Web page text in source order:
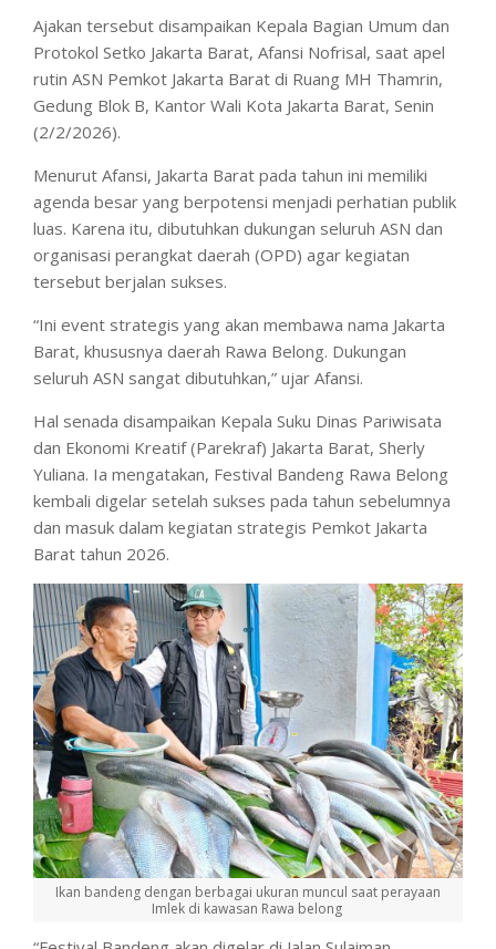
Ajakan tersebut disampaikan Kepala Bagian Umum dan
Protokol Setko Jakarta Barat, Afansi Nofrisal, saat apel
rutin ASN Pemkot Jakarta Barat di Ruang MH Thamrin,
Gedung Blok B, Kantor Wali Kota Jakarta Barat, Senin
(2/2/2026).
Menurut Afansi, Jakarta Barat pada tahun ini memiliki
agenda besar yang berpotensi menjadi perhatian publik
luas. Karena itu, dibutuhkan dukungan seluruh ASN dan
organisasi perangkat daerah (OPD) agar kegiatan
tersebut berjalan sukses.
“Ini event strategis yang akan membawa nama Jakarta
Barat, khususnya daerah Rawa Belong. Dukungan
seluruh ASN sangat dibutuhkan,” ujar Afansi.
Hal senada disampaikan Kepala Suku Dinas Pariwisata
dan Ekonomi Kreatif (Parekraf) Jakarta Barat, Sherly
Yuliana. Ia mengatakan, Festival Bandeng Rawa Belong
kembali digelar setelah sukses pada tahun sebelumnya
dan masuk dalam kegiatan strategis Pemkot Jakarta
Barat tahun 2026.
Ikan bandeng dengan berbagai ukuran muncul saat perayaan
Imlek di kawasan Rawa belong